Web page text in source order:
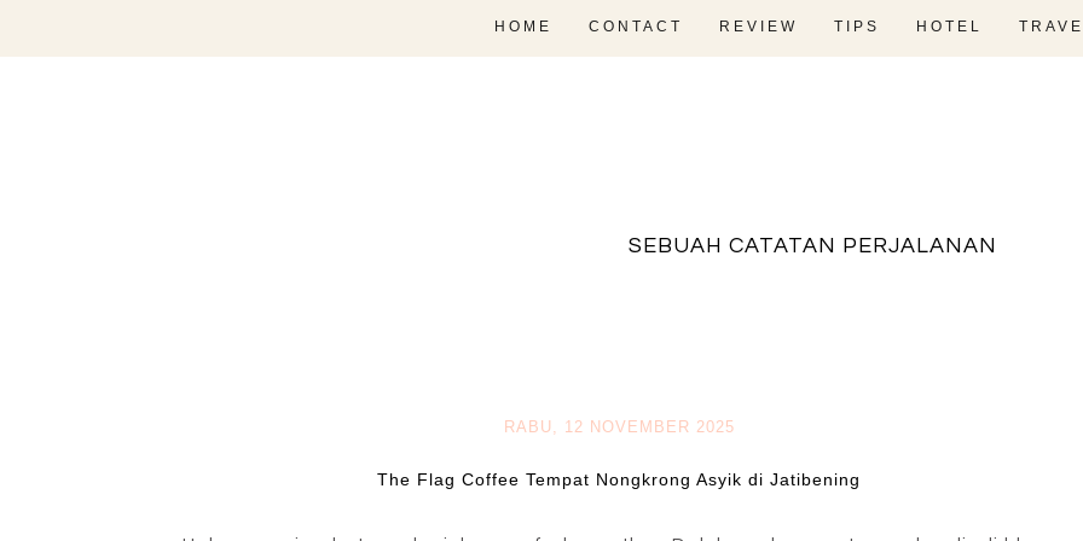
SEBUAH CATATAN PERJALANAN
HOME CONTACT REVIEW TIPS HOTEL
RABU, 12 NOVEMBER 2025
The Flag Coffee Tempat Nongkrong Asyik di Jatibening